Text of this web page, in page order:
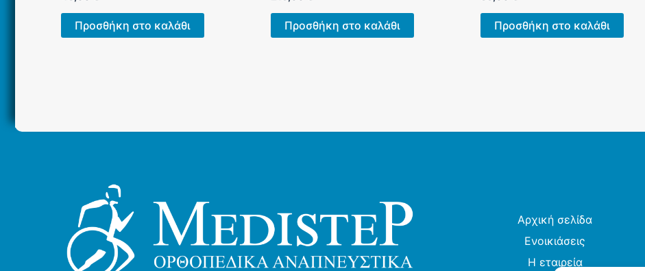
Προσθήκη στο καλάθι Προσθήκη στο καλάθι Προσθήκη στο καλάθι
Αρχική σελίδα
Ενοικιάσεις
Η εταιρεία